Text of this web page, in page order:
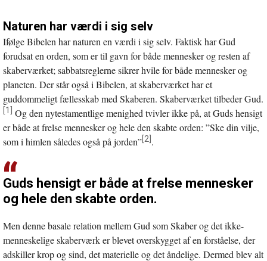
Naturen har værdi i sig selv
Ifølge Bibelen har naturen en værdi i sig selv. Faktisk har Gud
forudsat en orden, som er til gavn for både mennesker og resten af
skaberværket; sabbatsreglerne sikrer hvile for både mennesker og
planeten. Der står også i Bibelen, at skaberværket har et
guddommeligt fællesskab med Skaberen. Skaberværket tilbeder Gud.
[1] Og den nytestamentlige menighed tvivler ikke på, at Guds hensigt
er både at frelse mennesker og hele den skabte orden: ”Ske din vilje,
som i himlen således også på jorden”[2].
Guds hensigt er både at frelse mennesker
og hele den skabte orden.
Men denne basale relation mellem Gud som Skaber og det ikke-
menneskelige skaberværk er blevet overskygget af en forståelse, der
adskiller krop og sind, det materielle og det åndelige. Dermed blev alt